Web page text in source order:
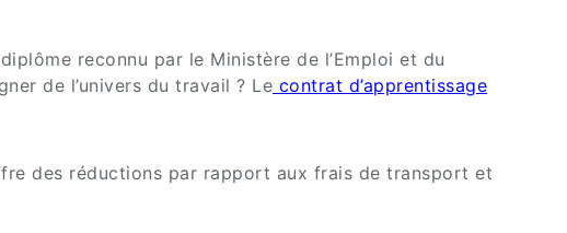
reconnu par le Ministère de l’Emploi et du
de l’univers du travail ? Le contrat d’apprentissage
des réductions par rapport aux frais de transport et